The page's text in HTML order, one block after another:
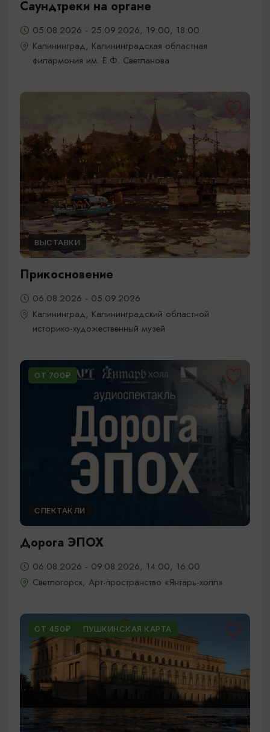
Саундтреки на органе
05.08.2026 - 25.09.2026, 19:00, 18:00
Калининград, Калининградская областная
филармония им. Е.Ф. Светланова
ВЫСТАВКИ
Прикосновение
06.08.2026 - 05.09.2026
Калининград, Калининградский областной
историко-художественный музей
ОТ 700₽
СПЕКТАКЛИ
Дорога ЭПОХ
06.08.2026 - 09.08.2026, 14:00, 16:00
Светлогорск, Арт-пространство «Янтарь-холл»
ОТ 450₽ ПУШКИНСКАЯ КАРТА